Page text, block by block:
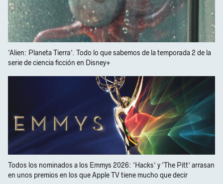
'Alien: Planeta Tierra'. Todo lo que sabemos de la temporada 2 de la
serie de ciencia ficción en Disney+
Todos los nominados a los Emmys 2026: 'Hacks' y 'The Pitt' arrasan
en unos premios en los que Apple TV tiene mucho que decir